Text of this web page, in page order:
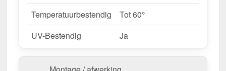
Ideaal voor de volgende toepassingen:
Carports, terrassen & overkappingen
Tuinhuisjes & kassen– Perfecte
Temperatuurbestendig
Tot 60°
UV-Bestendig
Ja